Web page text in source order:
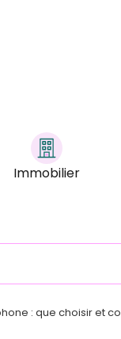
Immobilier
: que choisir et